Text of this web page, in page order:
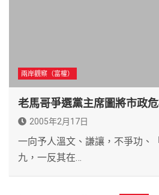
兩岸觀察（富權）
老馬哥爭選黨主席圖將市政
2005年2月17日
一向予人溫文、謙讓，不爭功、
九，一反其在…